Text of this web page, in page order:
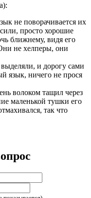
не поворачивается их
просто хорошие
ближнему, видя его
не хелперы, они
и дорогу сами
язык, ничего не прося
волоком тащил через
маленькой тушки его
так что